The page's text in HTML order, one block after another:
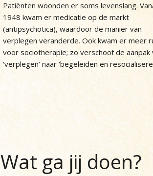
Patiënten woonden er soms levenslang.
1948 kwam er medicatie op de markt
(antipsychotica), waardoor de manier van
verplegen veranderde. Ook kwam er meer
voor sociotherapie; zo verschoof de aanpak
‘verplegen’ naar ‘begeleiden en
Wat ga jij doen?